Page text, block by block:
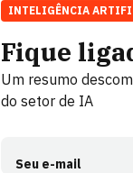
Fique
Um resumo
do setor de IA
Seu e-mail
INTELIGÊNCIA